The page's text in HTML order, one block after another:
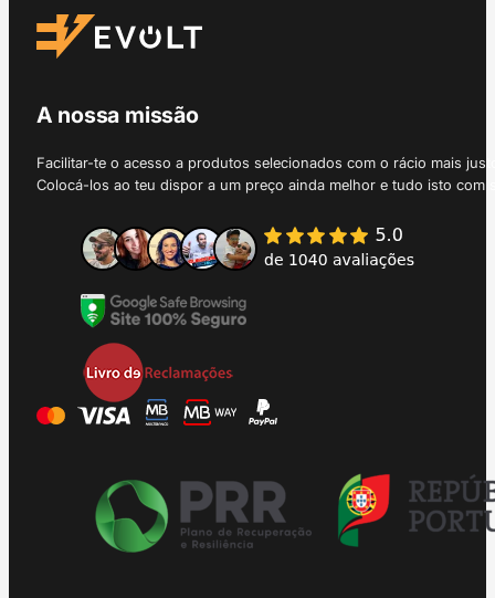
A nossa missão
Facilitar-te o acesso a produtos selecionados com o rácio mais
Colocá-los ao teu dispor a um preço ainda melhor e tudo isto